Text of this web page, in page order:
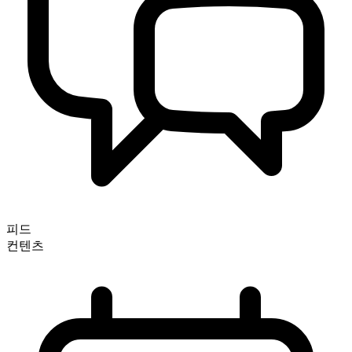
피드
컨텐츠